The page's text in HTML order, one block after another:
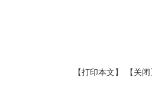
【打印本文】 【关闭